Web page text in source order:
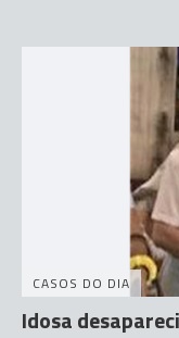
CASOS DO DIA
Idosa